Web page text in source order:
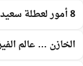
8 أمور لعطلة سعيدة
الخازن … عالم